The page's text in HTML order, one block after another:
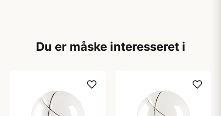
Du er måske interesseret i